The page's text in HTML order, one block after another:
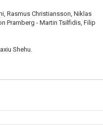
Rasmus Christiansson, Niklas
Pramberg - Martin Tsilfidis, Filip
Shehu.